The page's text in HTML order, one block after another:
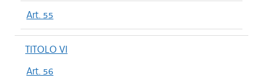
Art. 55
TITOLO VI
Art. 56